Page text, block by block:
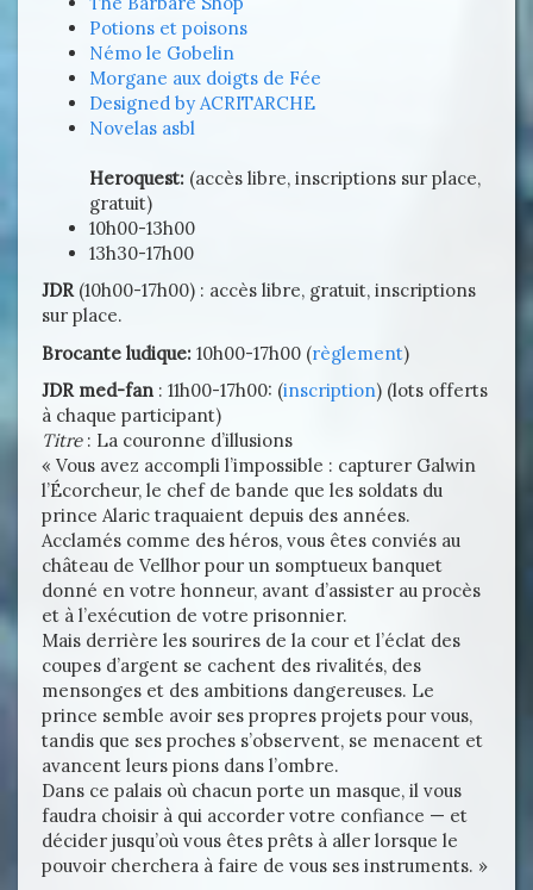
Potions et poisons
Némo le Gobelin
Morgane aux doigts de Fée
Designed by ACRITARCHE
Novelas asbl
Heroquest: (accès libre, inscriptions sur place,
gratuit)
10h00-13h00
13h30-17h00
JDR(10h00-17h00) : accès libre, gratuit, inscriptions
sur place.
Brocante ludique: 10h00-17h00 (règlement)
JDR med-fan : 11h00-17h00: (inscription) (lots offerts
à chaque participant)
Titre : La couronne d’illusions
« Vous avez accompli l’impossible : capturer Galwin
l’Écorcheur, le chef de bande que les soldats du
prince Alaric traquaient depuis des années.
Acclamés comme des héros, vous êtes conviés au
château de Vellhor pour un somptueux banquet
donné en votre honneur, avant d’assister au procès
et à l’exécution de votre prisonnier.
Mais derrière les sourires de la cour et l’éclat des
coupes d’argent se cachent des rivalités, des
mensonges et des ambitions dangereuses. Le
prince semble avoir ses propres projets pour vous,
tandis que ses proches s’observent, se menacent et
avancent leurs pions dans l’ombre.
Dans ce palais où chacun porte un masque, il vous
faudra choisir à qui accorder votre confiance — et
décider jusqu’où vous êtes prêts à aller lorsque le
pouvoir cherchera à faire de vous ses instruments. »